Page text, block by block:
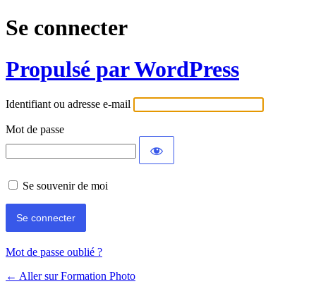
Se connecter
Propulsé par WordPress
Identifiant ou adresse e-mail
Mot de passe
Se souvenir de moi
Mot de passe oublié ?
← Aller sur Formation Photo